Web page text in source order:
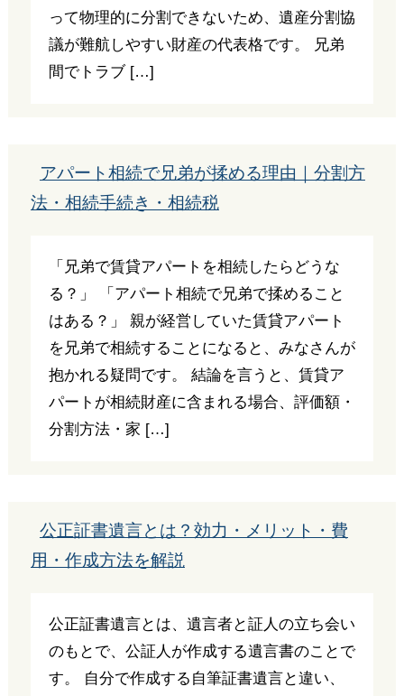
って物理的に分割できないため、遺産分割協
議が難航しやすい財産の代表格です。 兄弟
間でトラブ […]
アパート相続で兄弟が揉める理由｜分割方
法・相続手続き・相続税
「兄弟で賃貸アパートを相続したらどうな
る？」 「アパート相続で兄弟で揉めること
はある？」 親が経営していた賃貸アパート
を兄弟で相続することになると、みなさんが
抱かれる疑問です。 結論を言うと、賃貸ア
パートが相続財産に含まれる場合、評価額・
分割方法・家 […]
公正証書遺言とは？効力・メリット・費
用・作成方法を解説
公正証書遺言とは、遺言者と証人の立ち会い
のもとで、公証人が作成する遺言書のことで
す。 自分で作成する自筆証書遺言と違い、